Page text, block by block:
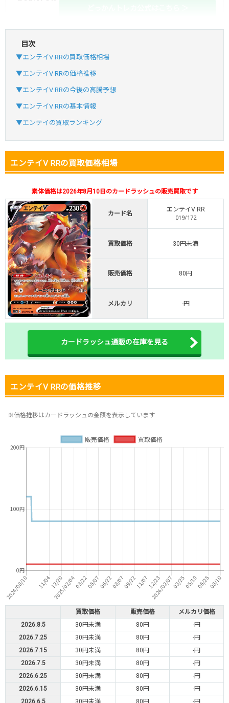
おりパンダ
・新規登録で6種類アド確解禁
SVGC7P
・新規登録で6種類アド確解禁
小口で当たりやすい穴場オリパ
オリくじ
・新規登録で無料100連できる！
・初回購入は500coinが50円
TVCM記念！激熱イベント開催中
オリくじ公式はこちら ＞
・リリース1周年イベント開催中！
・新規登録で最大90%OFF
初回登録で4種類アド確解放
TORAオリパ公式はこちら ＞
目次
▼エンテイV RRの買取価格相場
▼エンテイV RRの価格推移
▼エンテイV RRの今後の高騰予想
▼エンテイV RRの基本情報
▼エンテイの買取ランキング
エンテイV RRの買取価格相場
素体価格は2026年8月10日のカードラッシュの販売買取です
カード名
エンテイV RR
019/172
買取価格 30円未満
販売価格 80円
メルカリ -円
カードラッシュ通販の在庫を見る
エンテイV RRの価格推移
※価格推移はカードラッシュの金額を表示しています
買取価格 販売価格
メルカリ価格
2026.8.5
30円未満 80円
-円
2026.7.25
30円未満 80円
-円
2026.7.15
30円未満 80円
-円
2026.7.5
30円未満 80円
-円
2026.6.25
30円未満 80円
-円
2026.6.15
30円未満 80円
-円